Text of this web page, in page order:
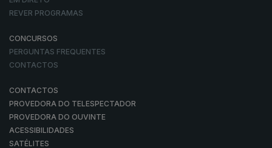
REVER PROGRAMAS
CONCURSOS
PERGUNTAS FREQUENTES
CONTACTOS
CONTACTOS
PROVEDORA DO TELESPECTADOR
PROVEDORA DO OUVINTE
ACESSIBILIDADES
SATÉLITES